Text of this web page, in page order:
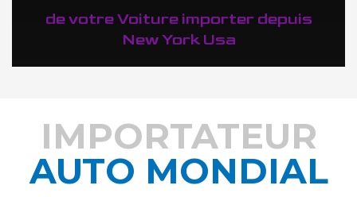
de votre Voiture importer depuis
New York Usa
DÉCOUVREZ COMMENT
IMPORTATEUR
AUTO MONDIAL